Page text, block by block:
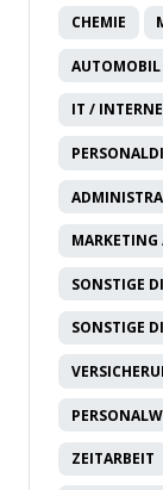
CHEMIE
IT /
SONSTIGE
SONSTIGE
ZEITARBEIT